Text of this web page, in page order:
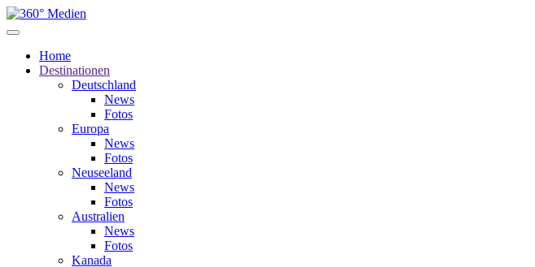
Home
Destinationen
Deutschland
News
Fotos
Europa
News
Fotos
Neuseeland
News
Fotos
Australien
News
Fotos
Kanada